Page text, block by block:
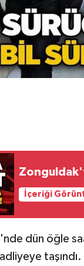
İçeriği
dün öğle